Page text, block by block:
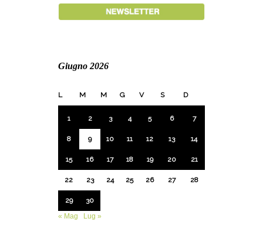
Giugno 2026
L M M G V S D
1 2 3 4 5 6 7
8 9 10 11 12 13 14
15 16 17 18 19 20 21
22 23 24 25 26 27 28
29
30
« Mag
Lug »